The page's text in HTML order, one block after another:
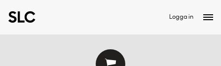
Logga in